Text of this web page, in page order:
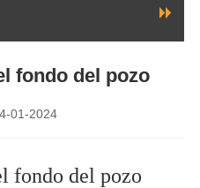
fondo del pozo
01-2024
fondo del pozo